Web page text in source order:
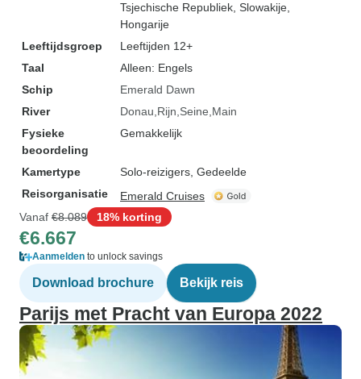
Tsjechische Republiek , Slowakije
Hongarije
Leeftijdsgroep
Leeftijden 12+
Taal
Alleen: Engels
Schip
Emerald Dawn
River
Donau Rijn Seine Main
Fysieke
beoordeling
Gemakkelijk
Kamertype
Solo-reizigers, Gedeelde
Reisorganisatie
Emerald Cruises
Vanaf €8.089 18% korting
€6.667
Aanmelden to unlock savings
Download brochure Bekijk reis
Parijs met Pracht van Europa 2022